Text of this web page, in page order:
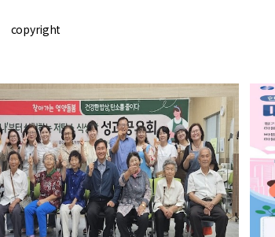
copyright